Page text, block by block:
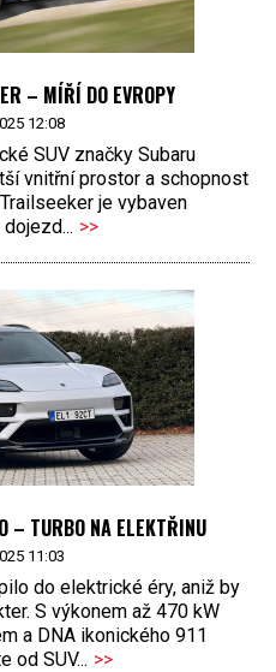
– MÍŘÍ DO EVROPY
12:08
SUV značky Subaru
vnitřní prostor a schopnost
je vybaven
>>
– TURBO NA ELEKTŘINU
11:03
do elektrické éry, aniž by
S výkonem až 470 kW
a DNA ikonického 911
od SUV... >>